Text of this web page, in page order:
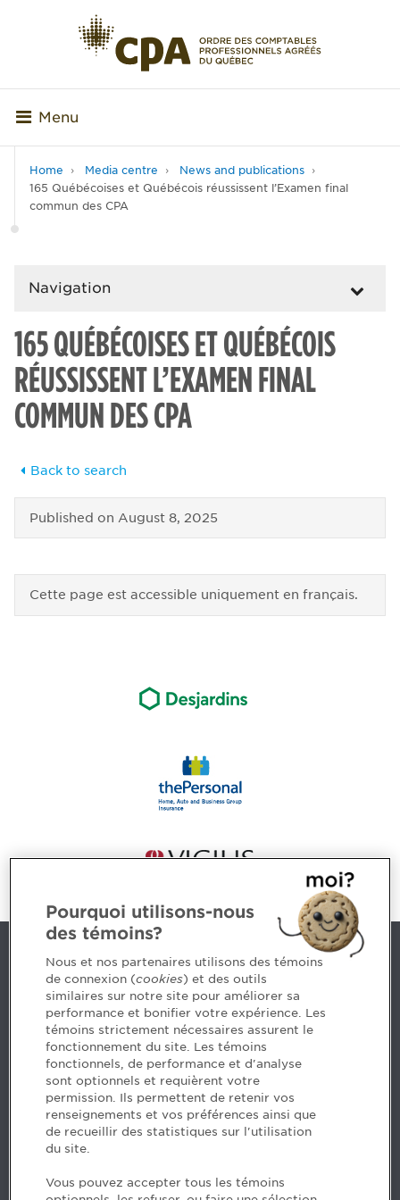
Menu
Home Media centre
News and publications
165 Québécoises et Québécois réussissent l’Examen final
commun des CPA
Navigation
165 QUÉBÉCOISES ET QUÉBÉCOIS
RÉUSSISSENT L’EXAMEN FINAL
COMMUN DES CPA
Back to search
Published on August 8, 2025
Cette page est accessible uniquement en français.
Contact us
5, Place Ville Marie, bureau 800, Montréal (Québec)
H3B 2G2
www.cpaquebec.ca
Questions? Ask our team >
Want to make the Order a part of your career? See
our job offers >
Facebook - Devenir CPA
Pourquoi utilisons-nous
des témoins?
Nous et nos partenaires utilisons des témoins
de connexion (cookies) et des outils
similaires sur notre site pour améliorer sa
performance et bonifier votre expérience. Les
témoins strictement nécessaires assurent le
fonctionnement du site. Les témoins
fonctionnels, de performance et d'analyse
sont optionnels et requièrent votre
permission. Ils permettent de retenir vos
renseignements et vos préférences ainsi que
de recueillir des statistiques sur l'utilisation
du site.
Vous pouvez accepter tous les témoins